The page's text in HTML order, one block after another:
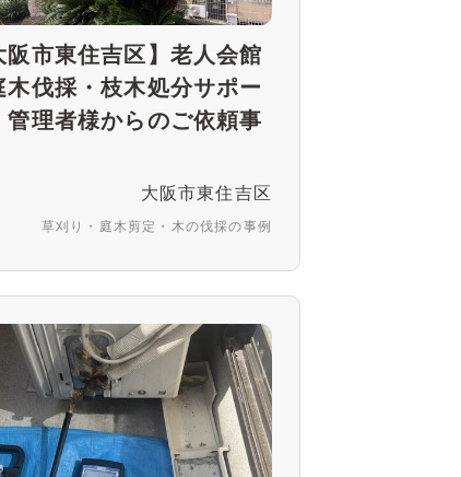
阪市東住吉区】老人会館
木伐採・枝木処分サポー
管理者様からのご依頼事
大阪市東住吉区
草刈り・庭木剪定・木の伐採の事例